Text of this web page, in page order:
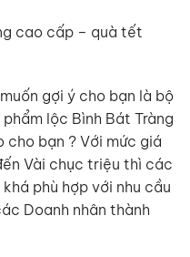
cao cấp – quà tết
gợi ý cho bạn là bộ
lộc Bình Bát Tràng
cho bạn ? Với mức giá
Vài chục triệu thì các
phù hợp với nhu cầu
Doanh nhân thành